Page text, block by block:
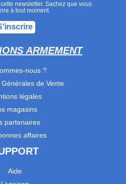
newsletter. Sachez que vous
à tout moment.
ARMEMENT
nous ?
de Vente
légales
magasins
partenaires
affaires
Aide